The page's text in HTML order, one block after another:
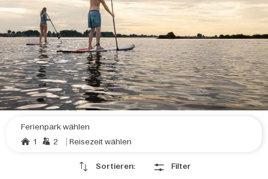
Ferienpark wählen
1
2 Reisezeit wählen
Sortieren: Filter